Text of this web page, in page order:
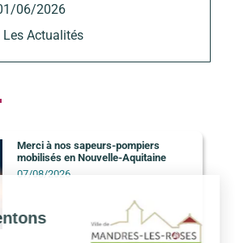
06/2026
Les Actualités
Merci à nos sapeurs-pompiers
mobilisés en Nouvelle-Aquitaine
07/08/2026